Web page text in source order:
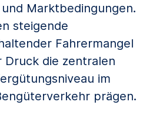
Marktbedingungen.
steigende
Fahrermangel
Druck die zentralen
im
prägen.